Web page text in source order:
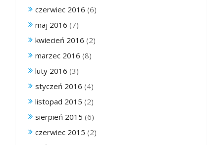
czerwiec 2016 (6)
maj 2016 (7)
kwiecień 2016 (2)
marzec 2016 (8)
luty 2016 (3)
styczeń 2016 (4)
listopad 2015 (2)
sierpień 2015 (6)
czerwiec 2015 (2)